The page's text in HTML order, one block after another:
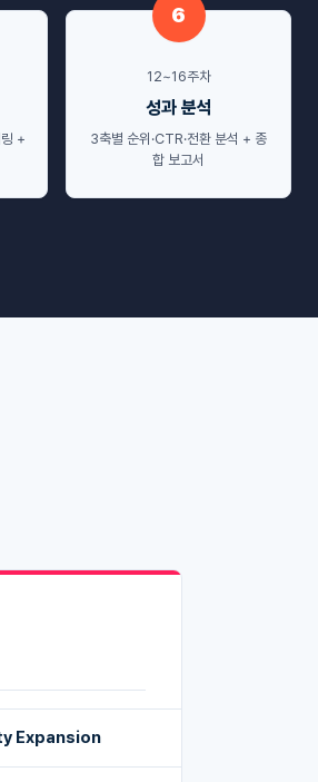
+
6
12~16주차
성과 분석
3축별 순위·CTR·전환 분석 + 종
합 보고서
Expansion